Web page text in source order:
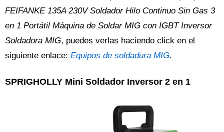
FEIFANKE 135A 230V Soldador Hilo Continuo Sin Gas 3
en 1 Portátil Máquina de Soldar MIG con IGBT Inversor
Soldadora MIG, puedes verlas haciendo click en el
siguiente enlace: Equipos de soldadura MIG.
SPRIGHOLLY Mini Soldador Inversor 2 en 1